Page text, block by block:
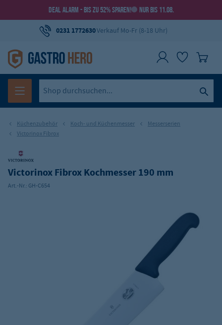
DEAL ALARM - BIS ZU 52% SPAREN! NUR BIS 11.08.
0231 1772630Verkauf Mo-Fr (8-18 Uhr)
Küchenzubehör Koch- und Küchenmesser
Messerserien
Victorinox Fibrox
Victorinox Fibrox Kochmesser 190 mm
Art.-Nr.: GH-C654